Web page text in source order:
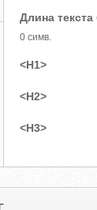
Длина
0 симв.
<H1>
<H2>
<H3>